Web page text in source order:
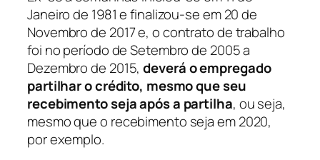
Janeiro de 1981 e finalizou-se em 20 de
Novembro de 2017 e, o contrato de trabalho
foi no período de Setembro de 2005 a
Dezembro de 2015,deverá o empregado
partilhar o crédito, mesmo que seu
recebimento seja após a partilha, ou seja,
mesmo que o recebimento seja em 2020,
por exemplo.